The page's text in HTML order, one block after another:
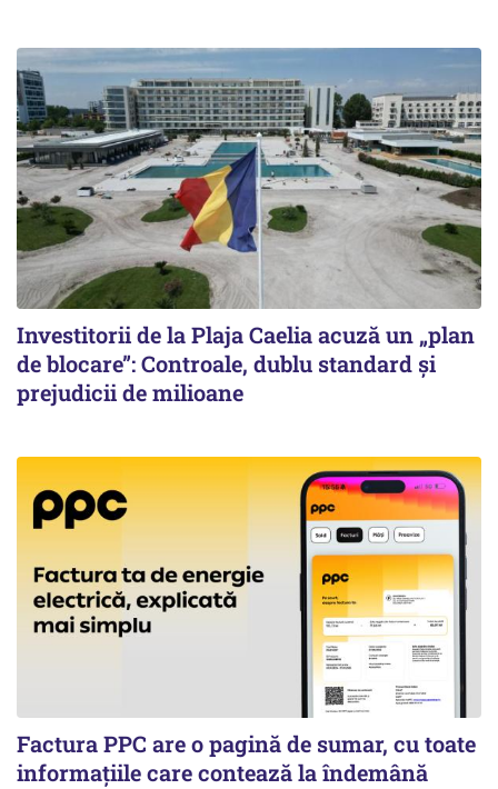
Investitorii de la Plaja Caelia acuză un „plan
de blocare”: Controale, dublu standard și
prejudicii de milioane
Factura PPC are o pagină de sumar, cu toate
informațiile care contează la îndemână